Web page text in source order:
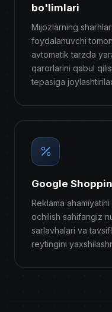
bo'limlari
Mijozlarning
foydalanuvchi
avtomatik tarzda
qarorlarini qabul
tepasiga
Google
Reklama
ochilish sahifangiz
sarlavhalari va
reytingini